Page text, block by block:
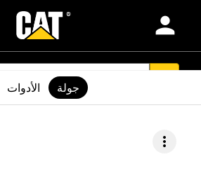
person
more_vert
الأدوات جولة